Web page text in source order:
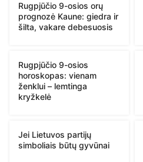
Rugpjūčio 9-osios orų
prognozė Kaune: giedra ir
šilta, vakare debesuosis
Rugpjūčio 9-osios
horoskopas: vienam
ženklui – lemtinga
kryžkelė
Jei Lietuvos partijų
simboliais būtų gyvūnai